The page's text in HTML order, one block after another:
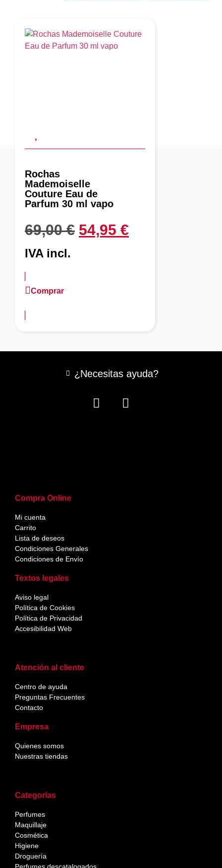
Rochas
Mademoiselle
Couture Eau de
Parfum 30 ml vapo
69,00€ 54,95 €
IVA incl.
Comprar
Categorías
Perfumes
Maquillaje
Cosmética
Higiene
Droguería
Atención al cliente
Centro de ayuda
Preguntas Frecuentes
Contacto
Empresa
Quienes somos
Nuestras tiendas
Compra Online
Mi cuenta
Carrito
Lista de deseos
Condiciones Generales
Condiciones de Envío
Textos legales
Aviso legal
Política de Cookies
Política de Privacidad
Accesibilidad Web
¿Necesitas ayuda?